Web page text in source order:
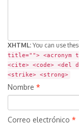
XHTML: You can use
title=""> <acronym
<cite> <code> <del
<strike> <strong>
Nombre *
Correo electrónico *